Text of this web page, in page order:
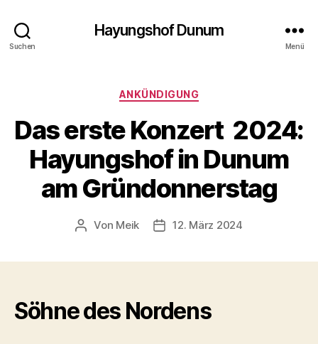
Suchen
Hayungshof Dunum
Menü
Kategorien
ANKÜNDIGUNG
Das erste Konzert 2024:
Hayungshof in Dunum
am Gründonnerstag
Beitragsautor
Von Meik Beitragsdatum
12. März 2024
Söhne des Nordens